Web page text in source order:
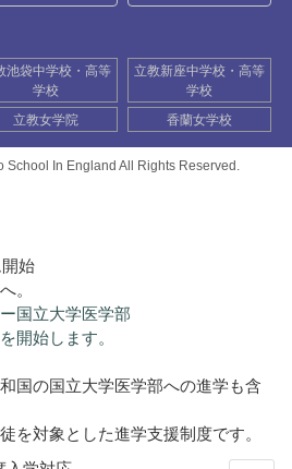
池袋中学校・高等
学校
立教新座中学校・高等
学校
立教女学院 香蘭女学校
School In England All Rights Reserved.
始
。
国立大学医学部
開始します。
国の国立大学医学部への進学も含
を対象とした進学支援制度です。